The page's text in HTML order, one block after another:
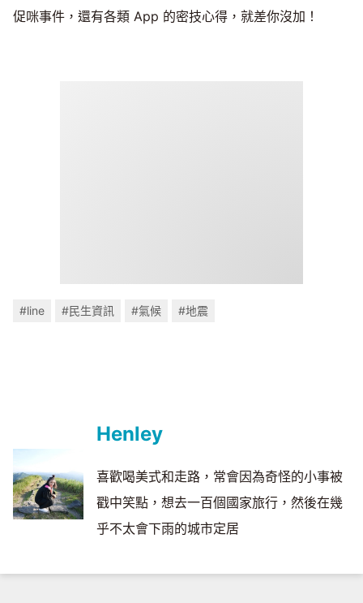
促咪事件，還有各類 App 的密技心得，就差你沒加！
#line #民生資訊 #氣候 #地震
Henley
喜歡喝美式和走路，常會因為奇怪的小事被
戳中笑點，想去一百個國家旅行，然後在幾
乎不太會下雨的城市定居